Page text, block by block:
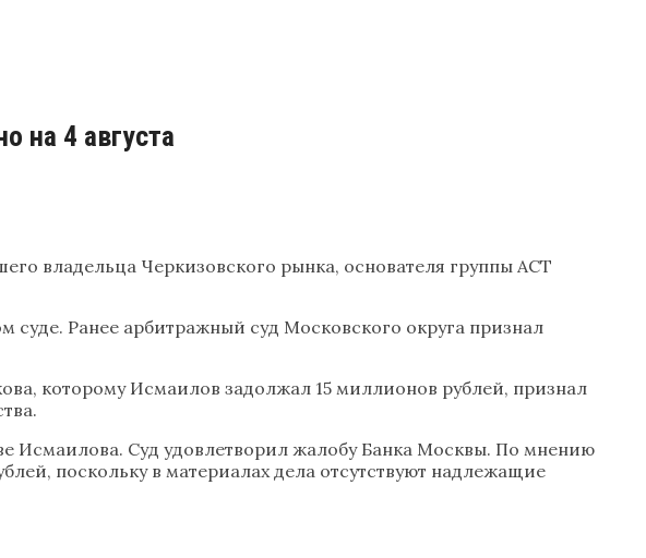
на 4 августа
владельца Черкизовского рынка, основателя группы АСТ
суде. Ранее арбитражный суд Московского округа признал
которому Исмаилов задолжал 15 миллионов рублей, признал
Исмаилова. Суд удовлетворил жалобу Банка Москвы. По мнению
поскольку в материалах дела отсутствуют надлежащие